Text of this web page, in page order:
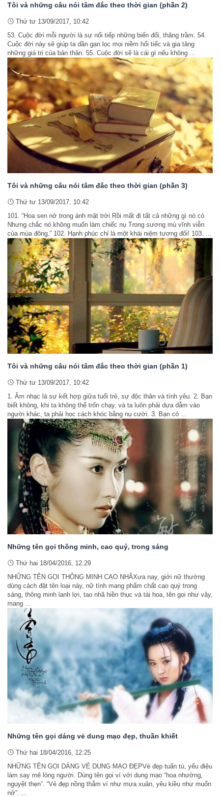
Tôi và những câu nói tâm đắc theo thời gian (phần 2)
Thứ tư 13/09/2017, 10:42
53. Cuộc đời mỗi người là sự nối tiếp những biến đổi, thăng trầm. 54.
Cuộc đời này sẽ giúp ta dần gạn lọc mọi niềm hối tiếc và gia tăng
những giá trị của bản thân. 55. Cuộc đời sẽ là cái gì nếu không ...
Tôi và những câu nói tâm đắc theo thời gian (phần 3)
Thứ tư 13/09/2017, 10:42
101. “Hoa sen nở trong ánh mặt trời Rồi mất đi tất cả những gì nó có
Nhưng chắc nó không muốn làm chiếc nụ Trong sương mù vĩnh viễn
của mùa đông.” 102. Hạnh phúc chỉ là một khái niệm tương đối! 103. ...
Tôi và những câu nói tâm đắc theo thời gian (phần 1)
Thứ tư 13/09/2017, 10:42
1. Âm nhạc là sự kết hợp giữa tuổi trẻ, sự độc thân và tình yêu. 2. Bạn
biết không, khi ta không thể trốn chạy, và ta luôn phải dựa dẫm vào
người khác, ta phải học cách khóc bằng nụ cười. 3. Bạn có ...
Những tên gọi thông minh, cao quý, trong sáng
Thứ hai 18/04/2016, 12:29
NHỮNG TÊN GỌI THÔNG MINH CAO NHÃXưa nay, giới nữ thường
dùng cách đặt tên loại này, nữ tính mang phẩm chất cao quý trong
sáng, thông minh lanh lợi, tao nhã hiền thục và tài hoa, tên gọi như vậy,
mang ...
Những tên gọi dáng vẻ dung mạo đẹp, thuần khiết
Thứ hai 18/04/2016, 12:25
NHỮNG TÊN GỌI DÁNG VẺ DUNG MẠO ĐẸPVẻ đẹp tuấn tú, yểu điệu
làm say mê lòng người. Dùng tên gọi ví với dung mạo “hoa nhường,
nguyệt thẹn”. “Vẻ đẹp nồng thắm ví như mưa xuân, yêu kiều như muốn
nở”. ...